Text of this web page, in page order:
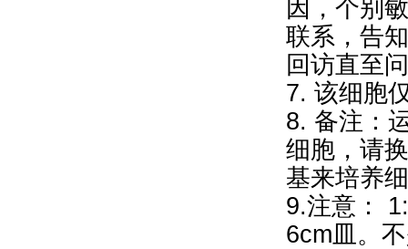
因，个别
联系，告
回访直至
7. 该细胞
8. 备注：
细胞，请
基来培养
9.注意：
6cm皿。